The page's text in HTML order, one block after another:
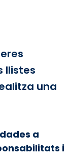
llistes
una
a
i